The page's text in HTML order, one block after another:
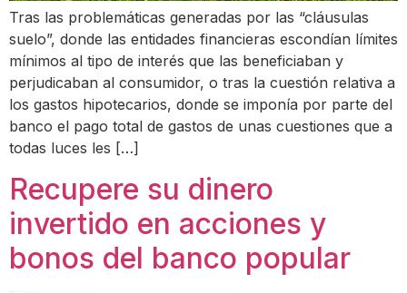
Tras las problemáticas generadas por las “cláusulas
suelo”, donde las entidades financieras escondían límites
mínimos al tipo de interés que las beneficiaban y
perjudicaban al consumidor, o tras la cuestión relativa a
los gastos hipotecarios, donde se imponía por parte del
banco el pago total de gastos de unas cuestiones que a
todas luces les […]
Recupere su dinero
invertido en acciones y
bonos del banco popular